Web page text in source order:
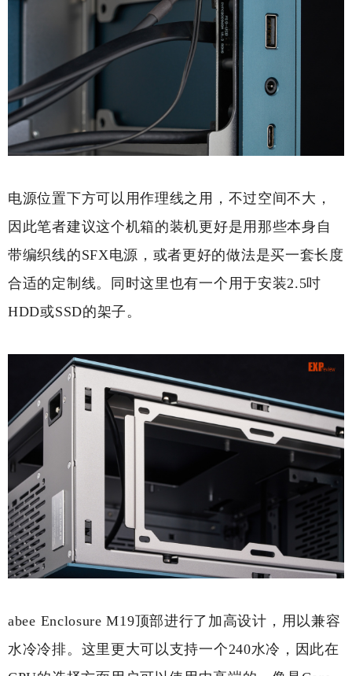
电源位置下方可以用作理线之用，不过空间不大，
因此笔者建议这个机箱的装机更好是用那些本身自
带编织线的SFX电源，或者更好的做法是买一套长度
合适的定制线。同时这里也有一个用于安装2.5吋
HDD或SSD的架子。
abee Enclosure M19顶部进行了加高设计，用以兼容
水冷冷排。这里更大可以支持一个240水冷，因此在